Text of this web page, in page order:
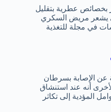
بخصائص عطرية بتقليل
يشعر مريض السكري
في مجلة للتغذية
عن الإصابة بسرطان
أنه عند استنشاق
المؤدية إلى تكاثر